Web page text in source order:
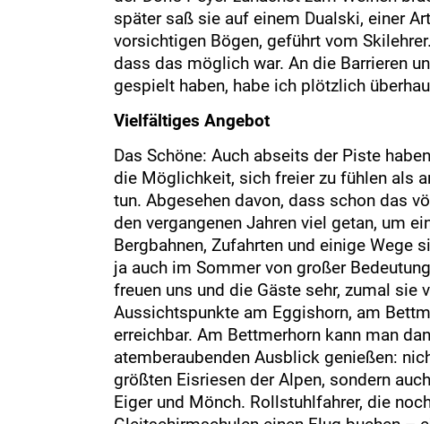
später saß sie auf einem Dualski, einer
vorsichtigen Bögen, geführt vom
dass das möglich war. An die Barrieren
gespielt haben, habe ich plötzlich
Vielfältiges Angebot
Das Schöne: Auch abseits der Piste
die Möglichkeit, sich freier zu fühlen als
tun. Abgesehen davon, dass schon das
den vergangenen Jahren viel getan, um
Bergbahnen, Zufahrten und einige Wege
ja auch im Sommer von großer
freuen uns und die Gäste sehr, zumal sie
Aussichtspunkte am Eggishorn, am
erreichbar. Am Bettmerhorn kann man
atemberaubenden Ausblick genießen:
größten Eisriesen der Alpen, sondern
Eiger und Mönch. Rollstuhlfahrer, die